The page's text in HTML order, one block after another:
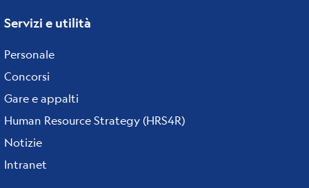
Servizi e utilità
Personale
Concorsi
Gare e appalti
Human Resource Strategy (HRS4R)
Notizie
Intranet